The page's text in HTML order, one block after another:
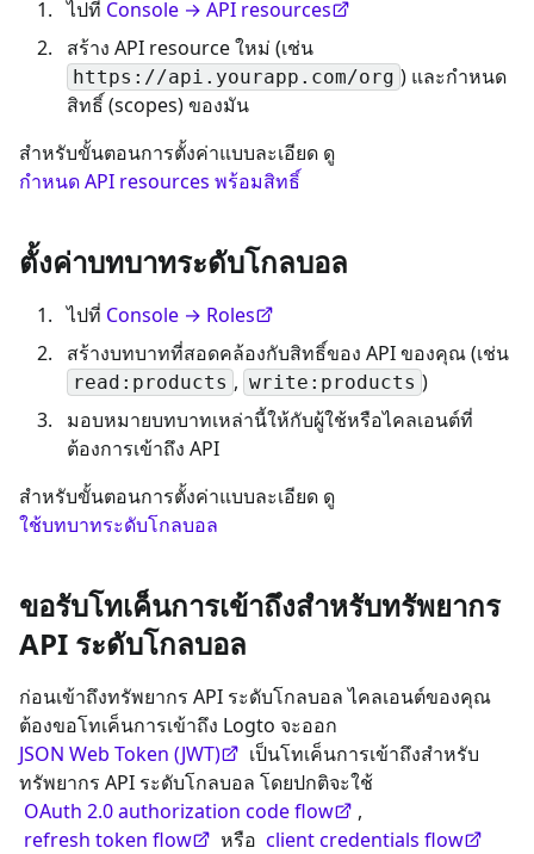
ไปที่ Console → API resources
สร้าง API resource ใหม่ (เช่น
https://api.yourapp.com/org ) และกำหนด
สิทธิ์ (scopes) ของมัน
สำหรับขั้นตอนการตั้งค่าแบบละเอียด ดู
กำหนด API resources พร้อมสิทธิ์
ตั้งค่าบทบาทระดับโกลบอล
ไปที่ Console → Roles
สร้างบทบาทที่สอดคล้องกับสิทธิ์ของ API ของคุณ (เช่น
read:products , write:products )
มอบหมายบทบาทเหล่านี้ให้กับผู้ใช้หรือไคลเอนต์ที่
ต้องการเข้าถึง API
สำหรับขั้นตอนการตั้งค่าแบบละเอียด ดู
ใช้บทบาทระดับโกลบอล
ขอรับโทเค็นการเข้าถึงสำหรับทรัพยากร
API ระดับโกลบอล
ก่อนเข้าถึงทรัพยากร API ระดับโกลบอล ไคลเอนต์ของคุณ
ต้องขอโทเค็นการเข้าถึง Logto จะออก
JSON Web Token (JWT)
เป็นโทเค็นการเข้าถึงสำหรับ
ทรัพยากร API ระดับโกลบอล โดยปกติจะใช้
OAuth 2.0 authorization code flow
,
refresh token flow
หรือ client credentials flow